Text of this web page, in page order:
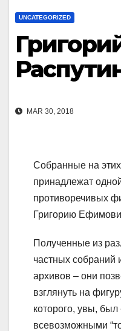
UNCATEGORIZED
MAR 30, 2018
Собранные на этих
принадлежат
противоречивых
Григорию
Полученные из
частных собраний
архивов – они
взглянуть на
которого, увы,
всевозможными